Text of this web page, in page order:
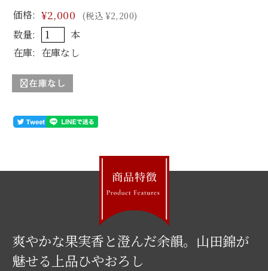
価格: ¥2,000 (税込 ¥2,200)
数量:
本
在庫: 在庫なし
爽やかな果実香と澄んだ余韻。山田錦が
魅せる上品ひやおろし